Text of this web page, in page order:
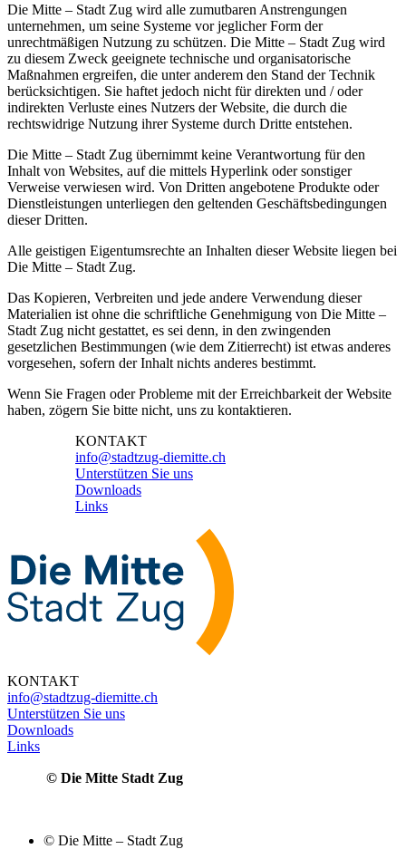
Die Mitte – Stadt Zug wird alle zumutbaren Anstrengungen
unternehmen, um seine Systeme vor jeglicher Form der
unrechtmäßigen Nutzung zu schützen. Die Mitte – Stadt Zug wird
zu diesem Zweck geeignete technische und organisatorische
Maßnahmen ergreifen, die unter anderem den Stand der Technik
berücksichtigen. Sie haftet jedoch nicht für direkten und / oder
indirekten Verluste eines Nutzers der Website, die durch die
rechtswidrige Nutzung ihrer Systeme durch Dritte entstehen.
Die Mitte – Stadt Zug übernimmt keine Verantwortung für den
Inhalt von Websites, auf die mittels Hyperlink oder sonstiger
Verweise verwiesen wird. Von Dritten angebotene Produkte oder
Dienstleistungen unterliegen den geltenden Geschäftsbedingungen
dieser Dritten.
Alle geistigen Eigentumsrechte an Inhalten dieser Website liegen bei
Die Mitte – Stadt Zug.
Das Kopieren, Verbreiten und jede andere Verwendung dieser
Materialien ist ohne die schriftliche Genehmigung von Die Mitte –
Stadt Zug nicht gestattet, es sei denn, in den zwingenden
gesetzlichen Bestimmungen (wie dem Zitierrecht) ist etwas anderes
vorgesehen, sofern der Inhalt nichts anderes bestimmt.
Wenn Sie Fragen oder Probleme mit der Erreichbarkeit der Website
haben, zögern Sie bitte nicht, uns zu kontaktieren.
KONTAKT
info@stadtzug-diemitte.ch
Unterstützen Sie uns
Downloads
Links
KONTAKT
info@stadtzug-diemitte.ch
Unterstützen Sie uns
Downloads
Links
© Die Mitte Stadt Zug
© Die Mitte – Stadt Zug